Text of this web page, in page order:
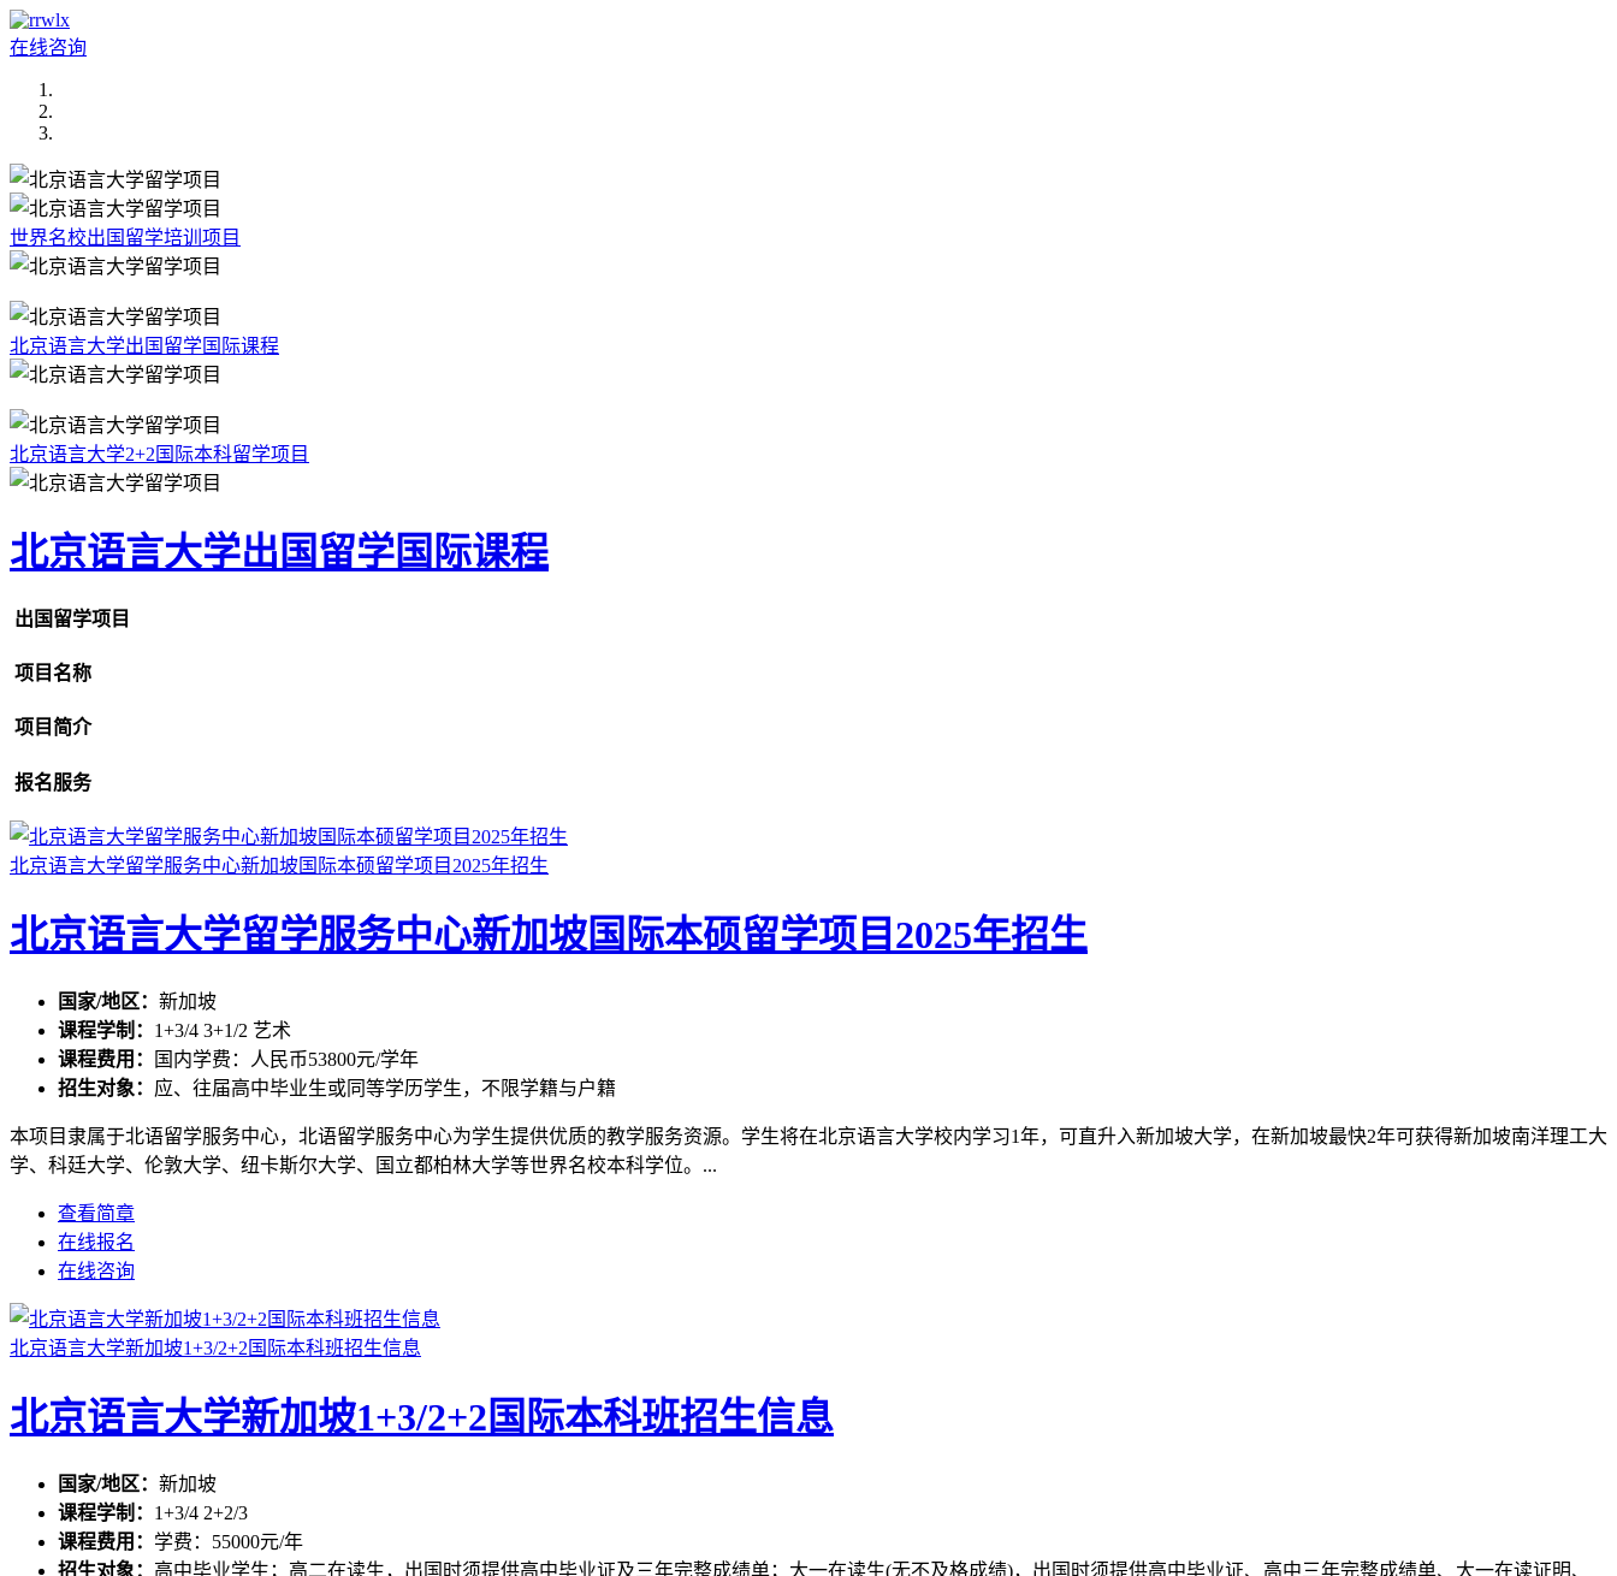
在线咨询
世界名校出国留学培训项目
北京语言大学出国留学国际课程
北京语言大学2+2国际本科留学项目
北京语言大学出国留学国际课程
出国留学项目
项目名称
项目简介
报名服务
北京语言大学留学服务中心新加坡国际本硕留学项目2025年招生
北京语言大学留学服务中心新加坡国际本硕留学项目2025年招生
国家/地区： 新加坡
课程学制： 1+3/4 3+1/2 艺术
课程费用：
国内学费：人民币53800元/学年
招生对象： 应、往届高中毕业生或同等学历学生，不限学籍与户籍
本项目隶属于北语留学服务中心，北语留学服务中心为学生提供优质的教学服务资源。学生将在北京语言大学校内学习1年，可直升入新加坡大学，在新加坡最快2年可获得新加坡南洋理工大
学、科廷大学、伦敦大学、纽卡斯尔大学、国立都柏林大学等世界名校本科学位。...
查看简章
在线报名
在线咨询
北京语言大学新加坡1+3/2+2国际本科班招生信息
北京语言大学新加坡1+3/2+2国际本科班招生信息
国家/地区： 新加坡
课程学制： 1+3/4 2+2/3
课程费用： 学费：55000元/年
招生对象： 高中毕业学生；高二在读生，出国时须提供高中毕业证及三年完整成绩单；大一在读生(无不及格成绩)，出国时须提供高中毕业证、高中三年完整成绩单、大一在读证明、